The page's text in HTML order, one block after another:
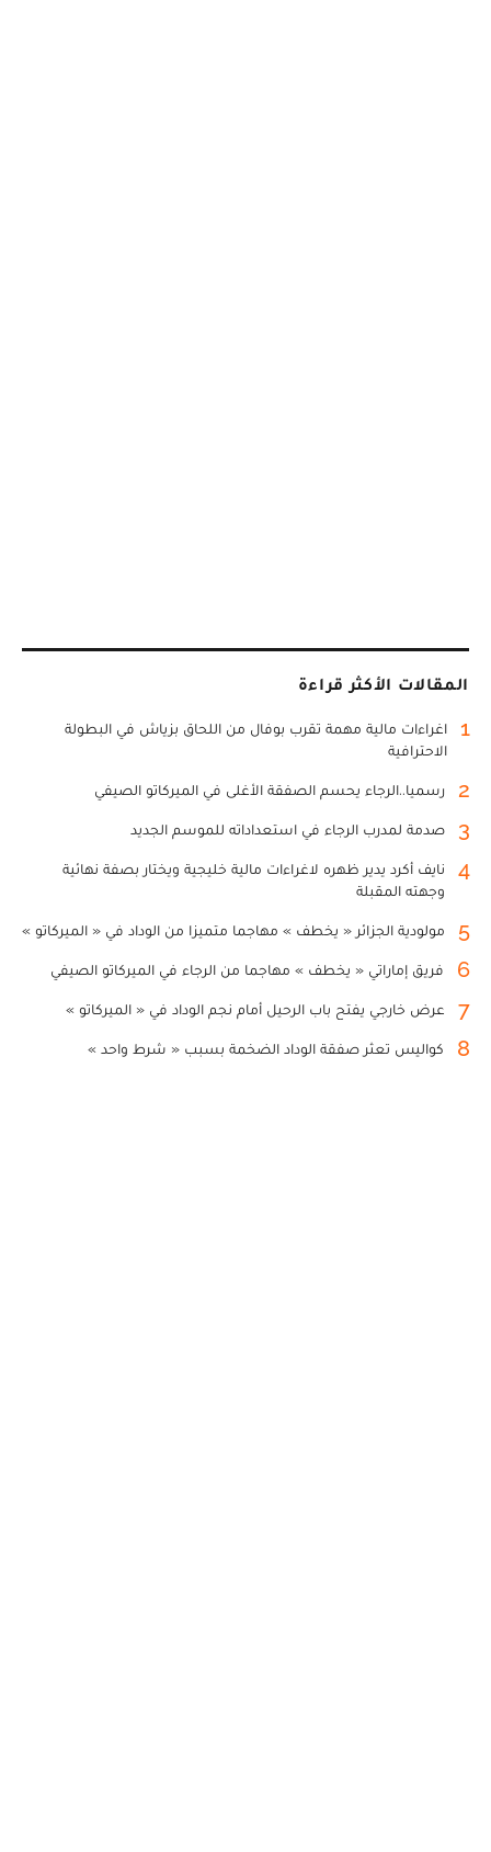
المقالات الأكثر قراءة
1
اغراءات مالية مهمة تقرب بوفال من اللحاق بزياش في البطولة
الاحترافية
2 رسميا..الرجاء يحسم الصفقة الأغلى في الميركاتو الصيفي
3 صدمة لمدرب الرجاء في استعداداته للموسم الجديد
4
نايف أكرد يدير ظهره لاغراءات مالية خليجية ويختار بصفة نهائية
وجهته المقبلة
5 مولودية الجزائر « يخطف » مهاجما متميزا من الوداد في « الميركاتو »
6 فريق إماراتي « يخطف » مهاجما من الرجاء في الميركاتو الصيفي
7 عرض خارجي يفتح باب الرحيل أمام نجم الوداد في « الميركاتو »
8 كواليس تعثر صفقة الوداد الضخمة بسبب « شرط واحد »